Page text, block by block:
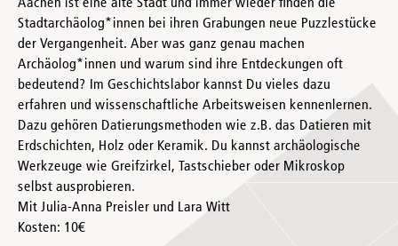
Aachen ist eine alte Stadt und immer wieder finden die
Stadtarchäolog*innen bei ihren Grabungen neue Puzzlestücke
der Vergangenheit. Aber was ganz genau machen
Archäolog*innen und warum sind ihre Entdeckungen oft
bedeutend? Im Geschichtslabor kannst Du vieles dazu
erfahren und wissenschaftliche Arbeitsweisen kennenlernen.
Dazu gehören Datierungsmethoden wie z.B. das Datieren mit
Erdschichten, Holz oder Keramik. Du kannst archäologische
Werkzeuge wie Greifzirkel, Tastschieber oder Mikroskop
selbst ausprobieren.
Mit Julia-Anna Preisler und Lara Witt
Kosten: 10€